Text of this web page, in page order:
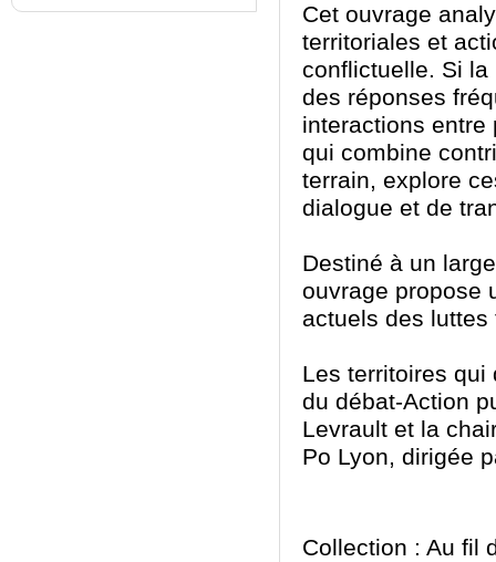
Cet ouvrage
territoriales et
conflictuelle. Si la
des réponses
interactions entre
qui combine
terrain, explore
dialogue et de
Destiné à un
ouvrage propose
actuels des luttes
Les territoires qui
du débat-Action
Levrault et la
Po Lyon, dirigée
Collection : Au fil